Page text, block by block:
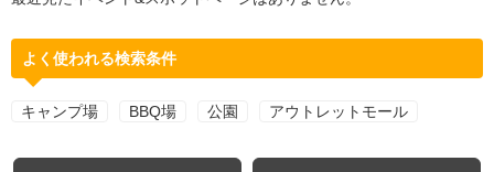
よく使われる検索条件
キャンプ場 BBQ場 公園 アウトレットモール